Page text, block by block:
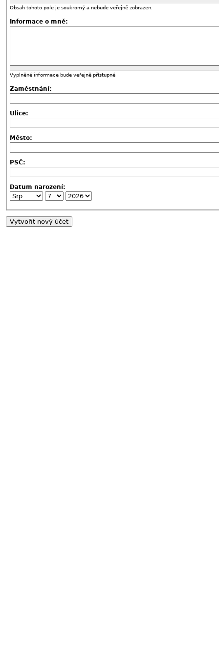
Obsah tohoto pole je soukromý a nebude veřejně zobrazen.
Informace o mně:
Vyplněné informace bude veřejně přístupné
Zaměstnání:
Ulice:
Město:
PSČ:
Datum narození: